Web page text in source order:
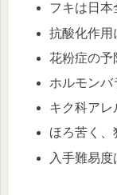
フキは日本
抗酸化作用
花粉症の予
ホルモンバ
キク科ア
ほろ苦く、
入手難易